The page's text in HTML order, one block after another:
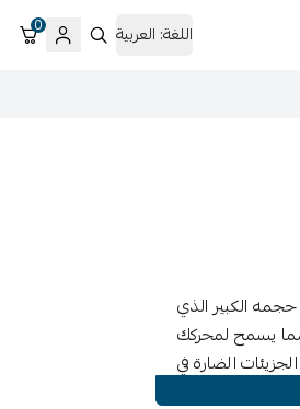
اللغة: العربية 0
الكبير الذي
مما يسمح لمحركك
الضارة في
تبحث عنها.